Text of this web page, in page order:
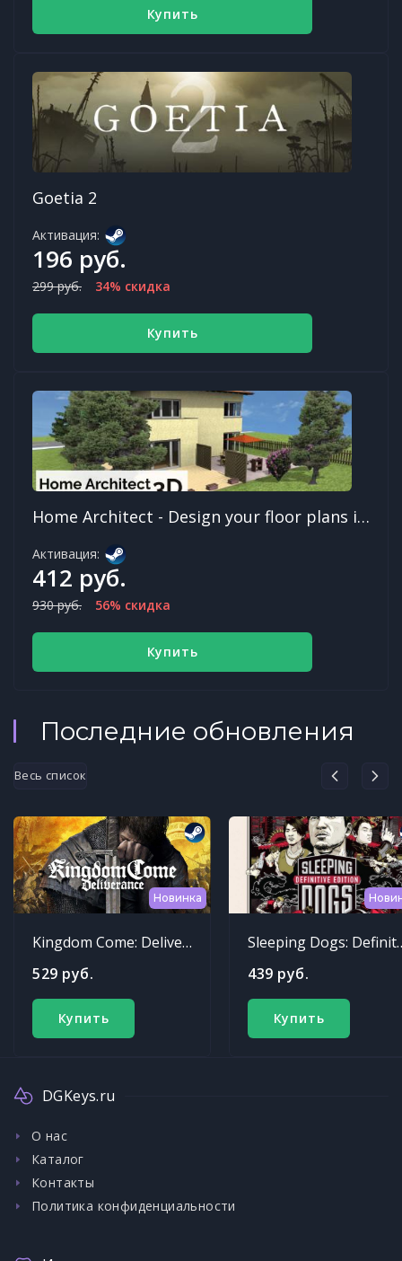
Купить
Goetia 2
Активация:
196 руб.
299 руб. 34% скидка
Купить
Home Architect - Design your floor plans in 3D
Активация:
412 руб.
930 руб. 56% скидка
Купить
Последние обновления
Весь список
Новинка
Kingdom Come: Deliverance
529 руб.
Купить
Sleeping
439 руб.
Купить
DGKeys.ru
О нас
Каталог
Контакты
Политика конфиденциальности